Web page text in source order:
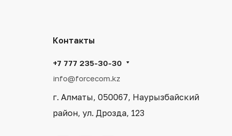
Контакты
+7 777 235-30-30
info@forcecom.kz
г. Алматы, 050067, Наурызбайский
район, ул. Дрозда, 123